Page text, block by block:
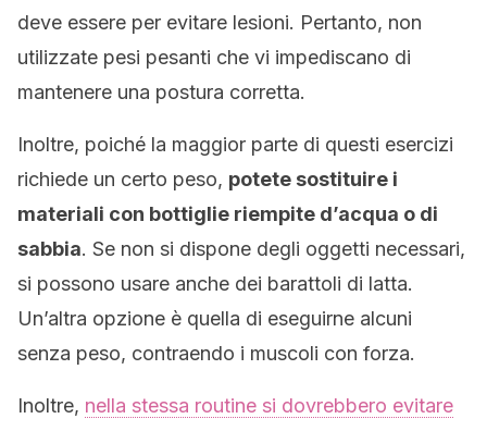
deve essere per evitare lesioni. Pertanto, non
utilizzate pesi pesanti che vi impediscano di
mantenere una postura corretta.
Inoltre, poiché la maggior parte di questi esercizi
richiede un certo peso, potete sostituire i
materiali con bottiglie riempite d’acqua o di
sabbia. Se non si dispone degli oggetti necessari,
si possono usare anche dei barattoli di latta.
Un’altra opzione è quella di eseguirne alcuni
senza peso, contraendo i muscoli con forza.
Inoltre, nella stessa routine si dovrebbero evitare